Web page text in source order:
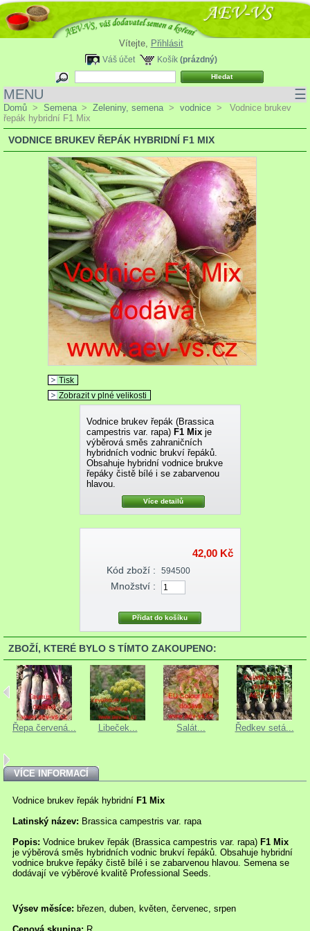
Vítejte, Přihlásit
Košík (prázdný)
Váš účet
MENU ☰
Domů > Semena > Zeleniny, semena > vodnice >
Vodnice brukev
řepák hybridní F1 Mix
VODNICE BRUKEV ŘEPÁK HYBRIDNÍ F1 MIX
Tisk
Zobrazit v plné velikosti
Vodnice brukev řepák (Brassica
campestris var. rapa) F1 Mixje
výběrová směs zahraničních
hybridních vodnic brukví řepáků.
Obsahuje hybridní vodnice brukve
řepáky čistě bílé i se zabarvenou
hlavou.
Více detailů
42,00 Kč
Kód zboží : 594500
Množství :
ZBOŽÍ, KTERÉ BYLO S TÍMTO ZAKOUPENO:
Řepa červená... Libeček... Salát... Ředkev setá...
VÍCE INFORMACÍ
Vodnice brukev řepák hybridní F1 Mix
Latinský název: Brassica campestris var. rapa
Popis: Vodnice brukev řepák (Brassica campestris var. rapa) F1 Mix
je výběrová směs hybridních vodnic brukví řepáků. Obsahuje hybridní
vodnice brukve řepáky čistě bílé i se zabarvenou hlavou. Semena se
dodávají ve výběrové kvalitě Professional Seeds.
Výsev měsíce: březen, duben, květen, červenec, srpen